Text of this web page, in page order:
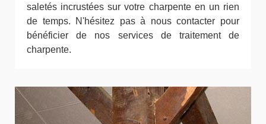
saletés incrustées sur votre charpente en un rien
de temps. N'hésitez pas à nous contacter pour
bénéficier de nos services de traitement de
charpente.